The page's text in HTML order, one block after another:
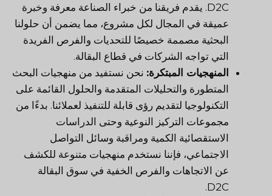
D2C. يقدم فريقنا من خبراء الصناعة معرفة وخبرة
عميقة في المجال لكل مشروع، مما يضمن أن حلولنا
البحثية مصممة خصيصًا للتحديات والفرص الفريدة
التي تواجه الشركات في قطاع البقالة.
المنهجيات المبتكرة: نحن نستفيد من منهجيات البحث
المتطورة والتحليلات المتقدمة والحلول القائمة على
التكنولوجيا لتقديم رؤى قابلة للتنفيذ لعملائنا. بدءًا من
مجموعات التركيز النوعية وحتى الدراسات
الاستقصائية الكمية ومراقبة وسائل التواصل
الاجتماعي، فإننا نستخدم منهجيات متنوعة للكشف
عن الاتجاهات والفرص الخفية في سوق البقالة
D2C.